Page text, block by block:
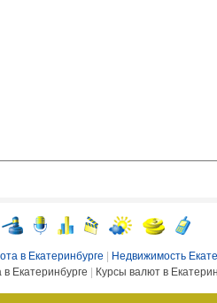
в Екатеринбурге Недвижимость
в Екатеринбурге Курсы валют в